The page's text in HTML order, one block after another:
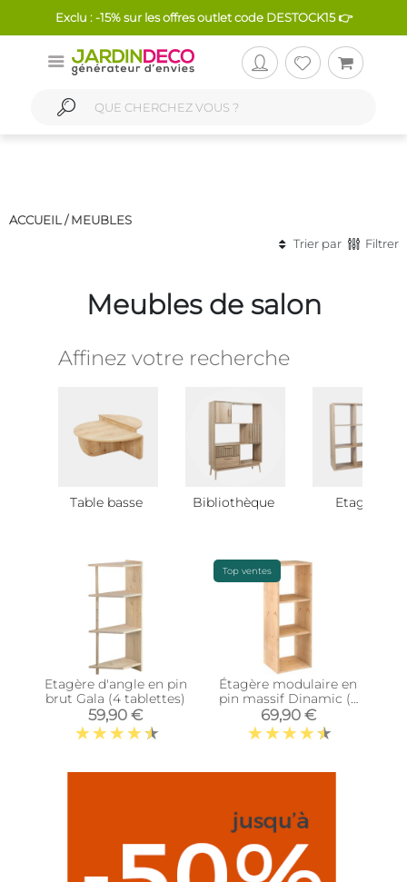
Exclu : -15% sur les offres outlet code DESTOCK15 👉
ACCUEIL / MEUBLES
Trier par
Filtrer
Meubles de salon
Affinez votre recherche
Table basse Bibliothèque Etagère
Etagère d'angle en pin
brut Gala (4 tablettes)
59,90 €
Top ventes
Étagère modulaire en
pin massif Dinamic (3
tablettes)
69,90 €